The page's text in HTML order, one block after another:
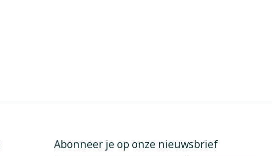
Abonneer je op onze nieuwsbrief